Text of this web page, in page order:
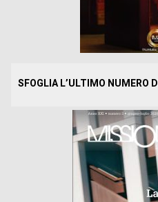
SFOGLIA L’ULTIMO NUMERO